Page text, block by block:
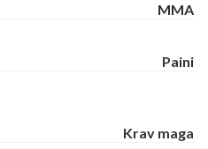
MMA
Paini
Krav maga